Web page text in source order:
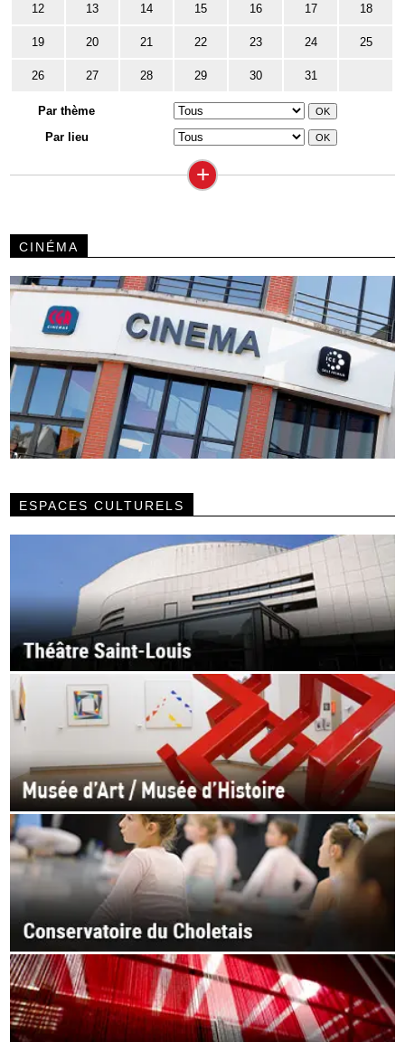
12 13 14 15 16 17 18
19 20 21 22 23 24 25
26 27 28 29 30 31
Par thème
Par lieu
+
CINÉMA
ESPACES CULTURELS